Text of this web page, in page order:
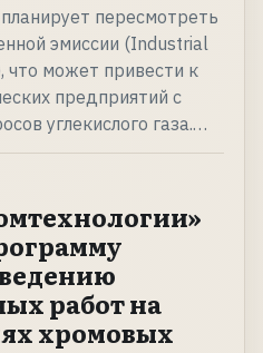
пересмотреть
эмиссии (Industrial
что может привести к
предприятий с
углекислого газа.…
работ на
хромовых